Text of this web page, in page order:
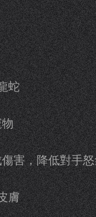
蛇
害，降低對手
膚